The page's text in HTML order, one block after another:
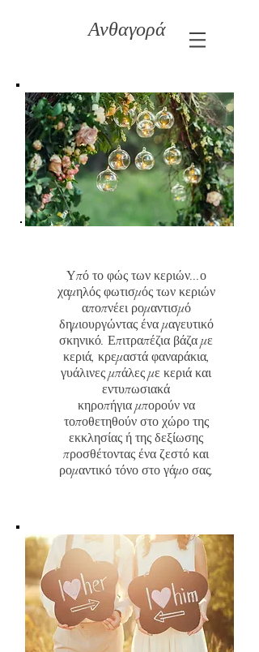
Ανθαγορά
Υπό το φώς των κεριών...ο
χαμηλός φωτισμός των κεριών
αποπνέει ρομαντισμό
δημιουργώντας ένα μαγευτικό
σκηνικό. Επιτραπέζια βάζα με
κεριά, κρεμαστά φαναράκια,
γυάλινες μπάλες με κεριά και
εντυπωσιακά
κηροπήγια μπορούν να
τοποθετηθούν στο χώρο της
εκκλησίας ή της δεξίωσης
προσθέτοντας ένα ζεστό και
ρομαντικό τόνο στο γάμο σας.